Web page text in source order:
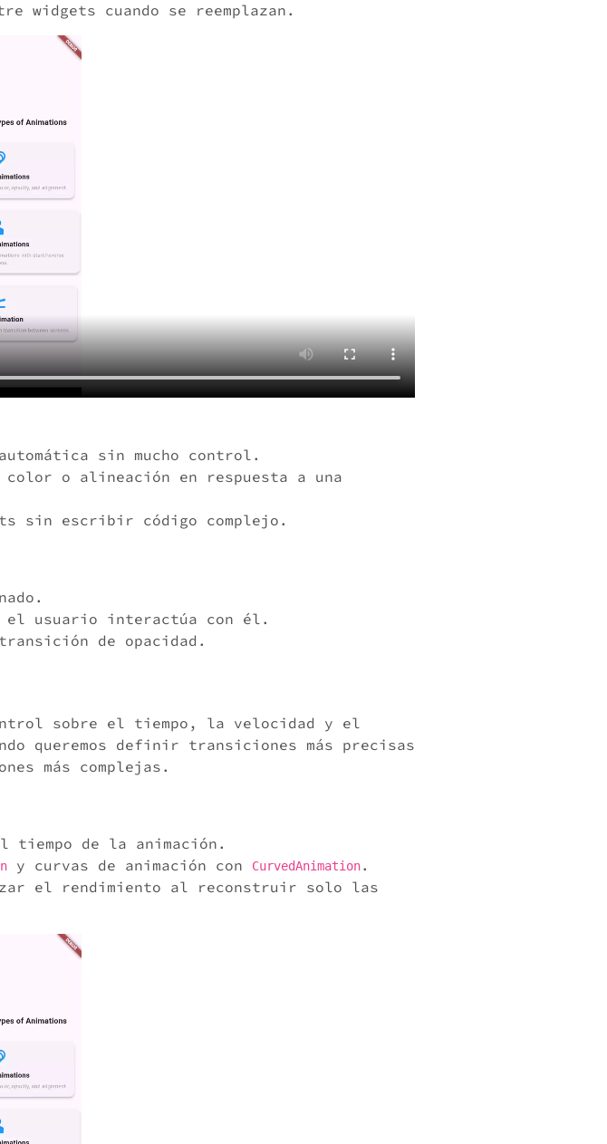
widgets cuando se reemplazan.
sin mucho control.
color o alineación en respuesta a una
sin escribir código complejo.
el usuario interactúa con él.
de opacidad.
sobre el tiempo, la velocidad y el
queremos definir transiciones más precisas
más complejas.
tiempo de la animación.
y curvas de animación con CurvedAnimation.
el rendimiento al reconstruir solo las